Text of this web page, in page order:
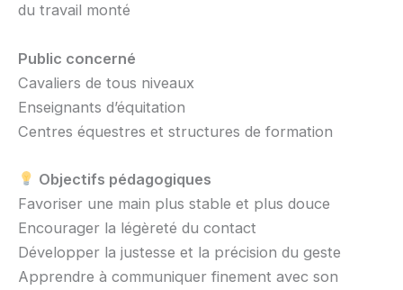
du travail monté
Public concerné
Cavaliers de tous niveaux
Enseignants d’équitation
Centres équestres et structures de formation
Objectifs pédagogiques
Favoriser une main plus stable et plus douce
Encourager la légèreté du contact
Développer la justesse et la précision du geste
Apprendre à communiquer finement avec son